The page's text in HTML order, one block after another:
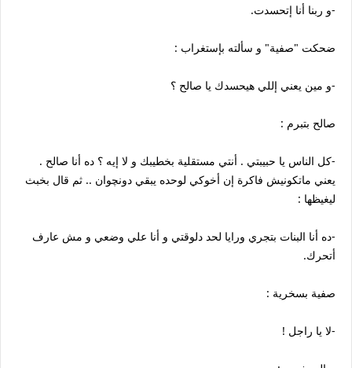
-و ربنا أنا إتحسدت.
ضحكت "صفية" و سألته بإستغراب :
-و مين يعني إللي هيحسدك يا صالح ؟
صالح بتبرم :
-كل الناس يا حبيبتي . أنتي مستقلية بخطيبك و لا إيه ؟ ده أنا صالح .
يعني ماتكونيش فاكرة إن أخوكي لوحده يبقي دونچوان .. ثم قال بخبث
ليغيظها :
-ده أنا البنات بتجري ورايا لحد دلوقتي و أنا علي وضعي و مش عارف
أتحرك.
صفية بسخرية :
-لا يا راجل !